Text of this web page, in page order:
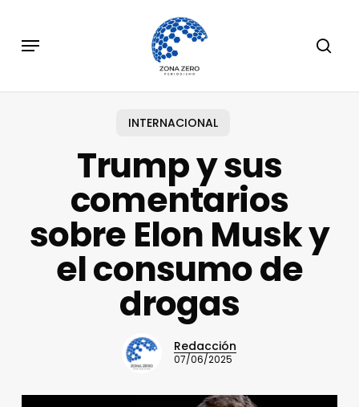
main
Menu
INTERNACIONAL
Trump y sus
comentarios
sobre Elon Musk y
el consumo de
drogas
Redacción
07/06/2025